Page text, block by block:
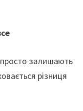
залишають
різниця